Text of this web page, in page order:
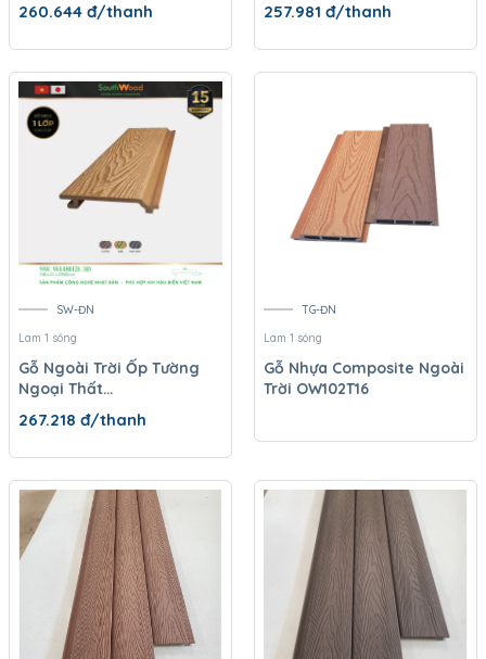
260.644 đ/thanh 257.981 đ/thanh
SW-ĐN
Lam 1 sóng
Gỗ Ngoài Trời Ốp Tường
Ngoại Thất
SW_W148H21_3D
267.218 đ/thanh
TG-ĐN
Lam 1 sóng
Gỗ Nhựa Composite Ngoài
Trời OW102T16